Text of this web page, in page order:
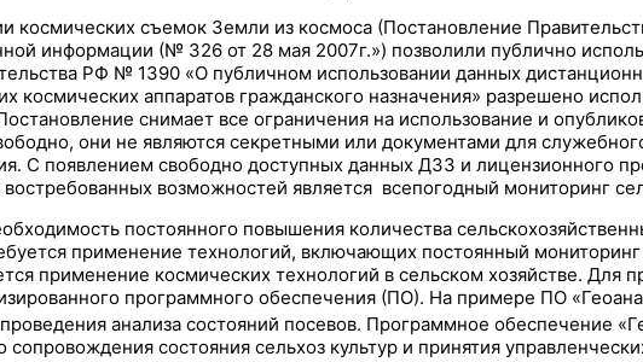
космических съемок Земли из космоса (Постановление
информации (№ 326 от 28 мая 2007г.») позволили публично
РФ № 1390 «О публичном использовании данных
космических аппаратов гражданского назначения» разрешено
снимает все ограничения на использование и
они не являются секретными или документами для
С появлением свободно доступных данных ДЗЗ и лицензионного
возможностей является всепогодный мониторинг
постоянного повышения количества
применение технологий, включающих постоянный
применение космических технологий в сельском хозяйстве. Для
программного обеспечения (ПО). На примере ПО
анализа состояний посевов. Программное обеспечение
состояния сельхоз культур и принятия